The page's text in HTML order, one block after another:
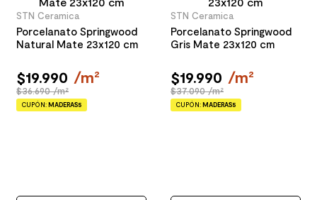
STN Ceramica
Porcelanato Springwood
Natural Mate 23x120 cm
$19.990 /m²
$36.690 /m²
CUPÓN:MADERAS5
STN Ceramica
Porcelanato Springwood
Gris Mate 23x120 cm
$19.990 /m²
$37.090 /m²
CUPÓN:MADERAS5